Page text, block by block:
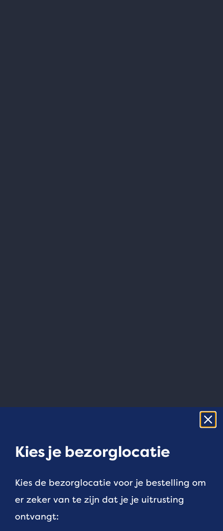
Kies je bezorglocatie
Kies de bezorglocatie voor je bestelling om
er zeker van te zijn dat je je uitrusting
ontvangt: